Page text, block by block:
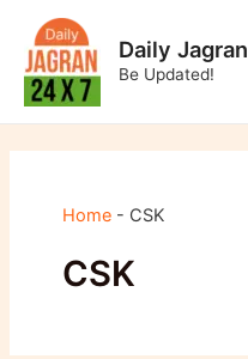
content
Daily Jagran
Be Updated!
Home- CSK
CSK